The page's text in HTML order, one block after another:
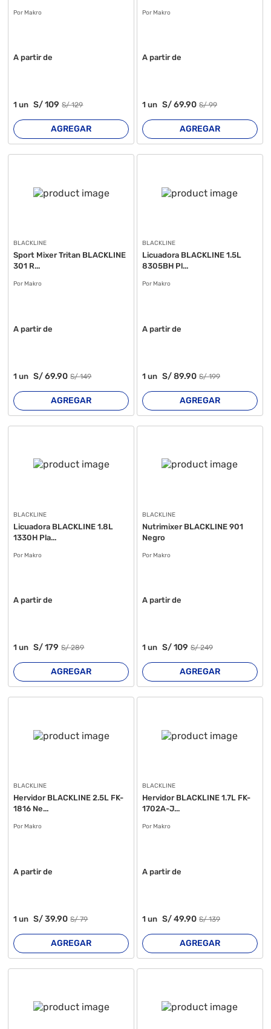
Por Makro
A partir de
1un S/109 S/129
AGREGAR
Por Makro
A partir de
1 un S/69.90 S/99
AGREGAR
BLACKLINE
Sport Mixer Tritan BLACKLINE
301 R...
Por Makro
A partir de
1un S/69.90 S/149
AGREGAR
BLACKLINE
Licuadora BLACKLINE 1.5L
8305BH Pl...
Por Makro
A partir de
1 un S/89.90 S/199
AGREGAR
BLACKLINE
Licuadora BLACKLINE 1.8L
1330H Pla...
Por Makro
A partir de
1un S/179 S/289
AGREGAR
BLACKLINE
Nutrimixer BLACKLINE 901
Negro
Por Makro
A partir de
1 un S/109 S/249
AGREGAR
BLACKLINE
Hervidor BLACKLINE 2.5L FK-
1816 Ne...
Por Makro
A partir de
1un S/39.90 S/79
AGREGAR
BLACKLINE
Hervidor BLACKLINE 1.7L FK-
1702A-J...
Por Makro
A partir de
1 un S/49.90 S/139
AGREGAR